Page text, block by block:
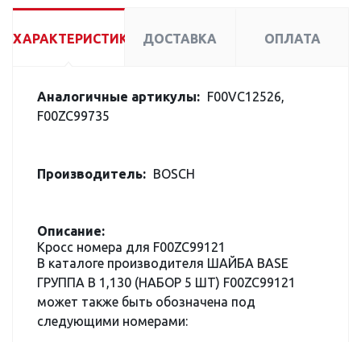
ХАРАКТЕРИСТИКИ ДОСТАВКА ОПЛАТА
Аналогичные артикулы: F00VC12526,
F00ZC99735
Производитель: BOSCH
Описание:
Кросс номера для F00ZC99121
В каталоге производителя ШАЙБА BASE
ГРУППА B 1,130 (НАБОР 5 ШТ) F00ZC99121
может также быть обозначена под
следующими номерами: